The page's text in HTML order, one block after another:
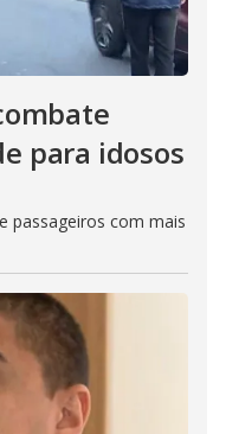
para idosos
passageiros com mais